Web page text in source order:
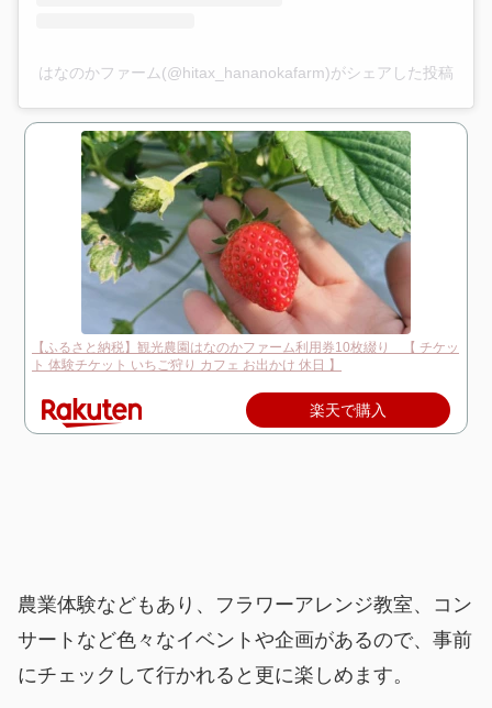
はなのかファーム(@hitax_hananokafarm)がシェアした投稿
【ふるさと納税】観光農園はなのかファーム利用券10枚綴り 【 チケッ
ト 体験チケット いちご狩り カフェ お出かけ 休日 】
楽天で購入
農業体験などもあり、フラワーアレンジ教室、コン
サートなど色々なイベントや企画があるので、事前
にチェックして行かれると更に楽しめます。